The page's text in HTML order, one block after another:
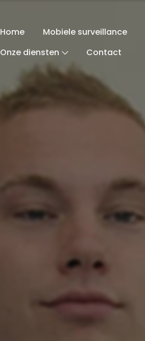
Home
Mobiele surveillance
Onze diensten
Contact